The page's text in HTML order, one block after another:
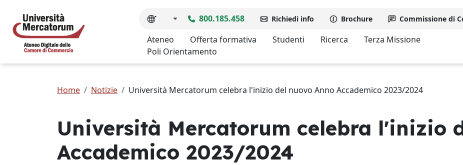
800.185.458 Richiedi info Brochure Commissione di
Ateneo Offerta formativa Studenti Ricerca
Terza Missione
Poli Orientamento
Home Notizie Università Mercatorum celebra l'inizio del nuovo Anno Accademico 2023/2024
Università Mercatorum celebra l'inizio
Accademico 2023/2024